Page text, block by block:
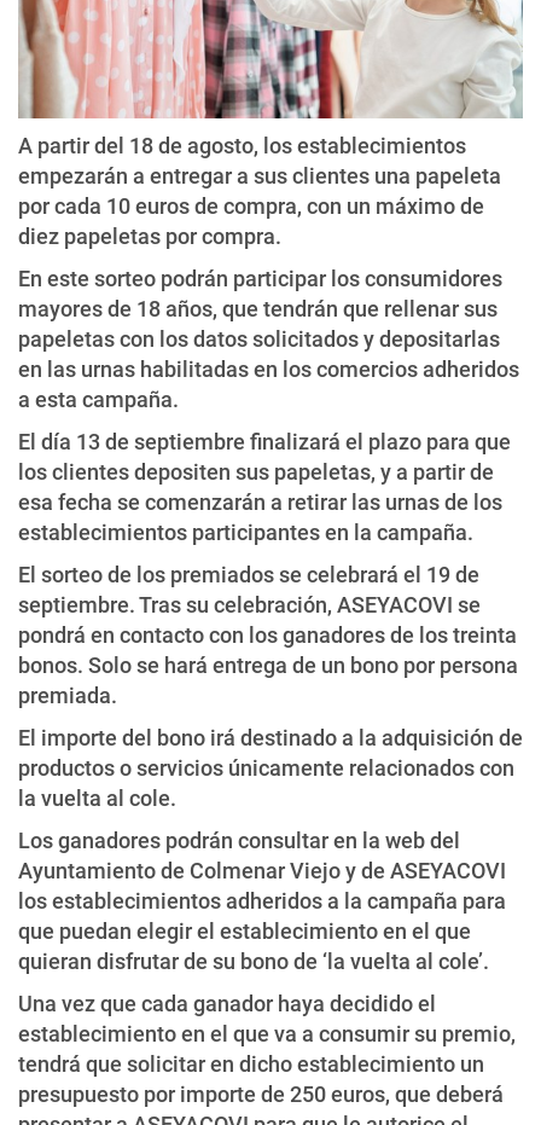
A partir del 18 de agosto, los establecimientos
empezarán a entregar a sus clientes una papeleta
por cada 10 euros de compra, con un máximo de
diez papeletas por compra.
En este sorteo podrán participar los consumidores
mayores de 18 años, que tendrán que rellenar sus
papeletas con los datos solicitados y depositarlas
en las urnas habilitadas en los comercios adheridos
a esta campaña.
El día 13 de septiembre finalizará el plazo para que
los clientes depositen sus papeletas, y a partir de
esa fecha se comenzarán a retirar las urnas de los
establecimientos participantes en la campaña.
El sorteo de los premiados se celebrará el 19 de
septiembre. Tras su celebración, ASEYACOVI se
pondrá en contacto con los ganadores de los treinta
bonos. Solo se hará entrega de un bono por persona
premiada.
El importe del bono irá destinado a la adquisición de
productos o servicios únicamente relacionados con
la vuelta al cole.
Los ganadores podrán consultar en la web del
Ayuntamiento de Colmenar Viejo y de ASEYACOVI
los establecimientos adheridos a la campaña para
que puedan elegir el establecimiento en el que
quieran disfrutar de su bono de ‘la vuelta al cole’.
Una vez que cada ganador haya decidido el
establecimiento en el que va a consumir su premio,
tendrá que solicitar en dicho establecimiento un
presupuesto por importe de 250 euros, que deberá